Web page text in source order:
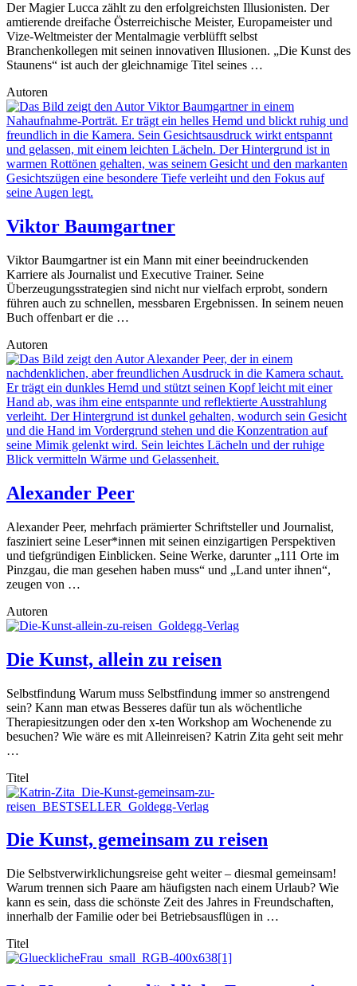
Der Magier Lucca zählt zu den erfolgreichsten Illusionisten. Der
amtierende dreifache Österreichische Meister, Europameister und
Vize-Weltmeister der Mentalmagie verblüfft selbst
Branchenkollegen mit seinen innovativen Illusionen. „Die Kunst des
Staunens“ ist auch der gleichnamige Titel seines …
Autoren
Viktor Baumgartner
Viktor Baumgartner ist ein Mann mit einer beeindruckenden
Karriere als Journalist und Executive Trainer. Seine
Überzeugungsstrategien sind nicht nur vielfach erprobt, sondern
führen auch zu schnellen, messbaren Ergebnissen. In seinem neuen
Buch offenbart er die …
Autoren
Alexander Peer
Alexander Peer, mehrfach prämierter Schriftsteller und Journalist,
fasziniert seine Leser*innen mit seinen einzigartigen Perspektiven
und tiefgründigen Einblicken. Seine Werke, darunter „111 Orte im
Pinzgau, die man gesehen haben muss“ und „Land unter ihnen“,
zeugen von …
Autoren
Die Kunst, allein zu reisen
Selbstfindung Warum muss Selbstfindung immer so anstrengend
sein? Kann man etwas Besseres dafür tun als wöchentliche
Therapiesitzungen oder den x-ten Workshop am Wochenende zu
besuchen? Wie wäre es mit Alleinreisen? Katrin Zita geht seit mehr
…
Titel
Die Kunst, gemeinsam zu reisen
Die Selbstverwirklichungsreise geht weiter – diesmal gemeinsam!
Warum trennen sich Paare am häufigsten nach einem Urlaub? Wie
kann es sein, dass die schönste Zeit des Jahres in Freundschaften,
innerhalb der Familie oder bei Betriebsausflügen in …
Titel